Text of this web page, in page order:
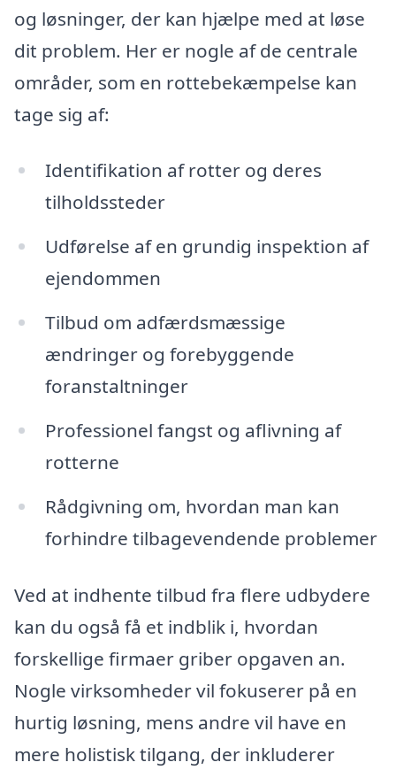
og løsninger, der kan hjælpe med at løse
dit problem. Her er nogle af de centrale
områder, som en rottebekæmpelse kan
tage sig af:
Identifikation af rotter og deres
tilholdssteder
Udførelse af en grundig inspektion af
ejendommen
Tilbud om adfærdsmæssige
ændringer og forebyggende
foranstaltninger
Professionel fangst og aflivning af
rotterne
Rådgivning om, hvordan man kan
forhindre tilbagevendende problemer
Ved at indhente tilbud fra flere udbydere
kan du også få et indblik i, hvordan
forskellige firmaer griber opgaven an.
Nogle virksomheder vil fokuserer på en
hurtig løsning, mens andre vil have en
mere holistisk tilgang, der inkluderer